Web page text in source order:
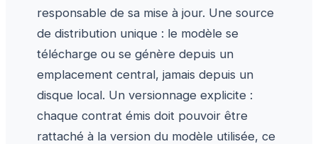
responsable de sa mise à jour. Une source
de distribution unique : le modèle se
télécharge ou se génère depuis un
emplacement central, jamais depuis un
disque local. Un versionnage explicite :
chaque contrat émis doit pouvoir être
rattaché à la version du modèle utilisée, ce